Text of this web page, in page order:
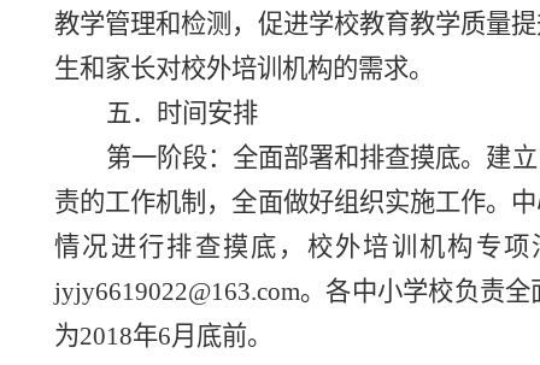
教学管理和检测，促进学校教育教学质量
生和家长对校外培训机构的需求。
五．时间安排
第一阶段：全面部署和排查摸底。建
责的工作机制，全面做好组织实施工作。
情况进行排查摸底，校外培训机构 专项
jyjy6619022@163.com。各中小学校负责
为2018年6月底前。